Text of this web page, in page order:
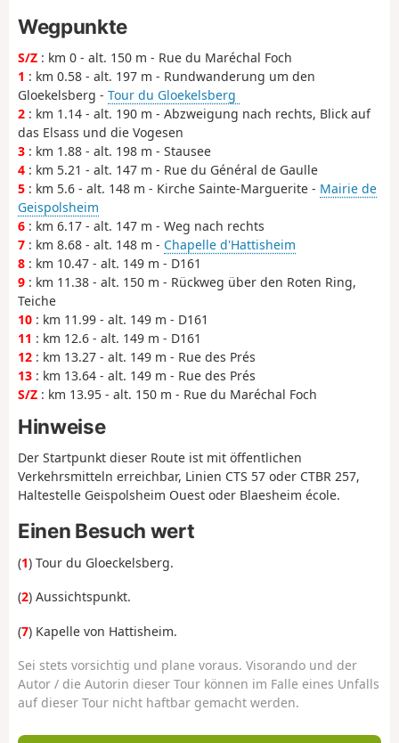
Wegpunkte
S/Z : km 0 - alt. 150 m - Rue du Maréchal Foch
1 : km 0.58 - alt. 197 m - Rundwanderung um den
Gloekelsberg - Tour du Gloekelsberg
2 : km 1.14 - alt. 190 m - Abzweigung nach rechts, Blick auf
das Elsass und die Vogesen
3 : km 1.88 - alt. 198 m - Stausee
4 : km 5.21 - alt. 147 m - Rue du Général de Gaulle
5 : km 5.6 - alt. 148 m - Kirche Sainte-Marguerite - Mairie de
Geispolsheim
6 : km 6.17 - alt. 147 m - Weg nach rechts
7 : km 8.68 - alt. 148 m - Chapelle d'Hattisheim
8 : km 10.47 - alt. 149 m - D161
9 : km 11.38 - alt. 150 m - Rückweg über den Roten Ring,
Teiche
10 : km 11.99 - alt. 149 m - D161
11 : km 12.6 - alt. 149 m - D161
12 : km 13.27 - alt. 149 m - Rue des Prés
13 : km 13.64 - alt. 149 m - Rue des Prés
S/Z : km 13.95 - alt. 150 m - Rue du Maréchal Foch
Hinweise
Der Startpunkt dieser Route ist mit öffentlichen
Verkehrsmitteln erreichbar, Linien CTS 57 oder CTBR 257,
Haltestelle Geispolsheim Ouest oder Blaesheim école.
Einen Besuch wert
(1) Tour du Gloeckelsberg.
(2) Aussichtspunkt.
(7) Kapelle von Hattisheim.
Sei stets vorsichtig und plane voraus. Visorando und der
Autor / die Autorin dieser Tour können im Falle eines Unfalls
auf dieser Tour nicht haftbar gemacht werden.